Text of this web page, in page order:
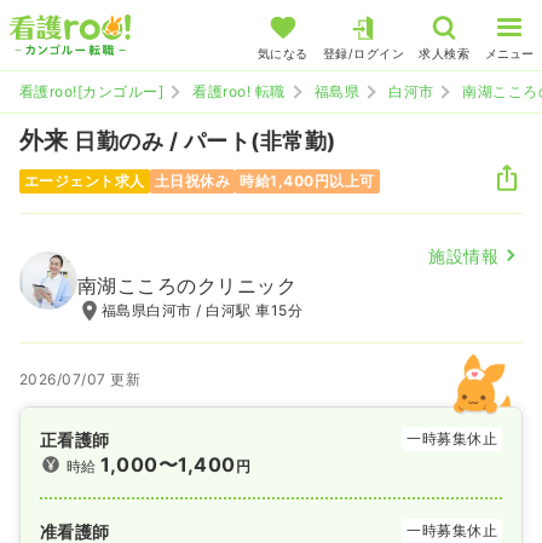
気になる 登録/ログイン 求人検索 メニュー
看護roo![カンゴルー] 看護roo! 転職 福島県 白河市 南湖ここ
外来 日勤のみ / パート(非常勤)
エージェント求人 土日祝休み 時給1,400円以上可
施設情報
南湖こころのクリニック
福島県白河市 / 白河駅 車15分
2026/07/07 更新
正看護師
一時募集休止
時給1,000〜1,400円
准看護師
一時募集休止